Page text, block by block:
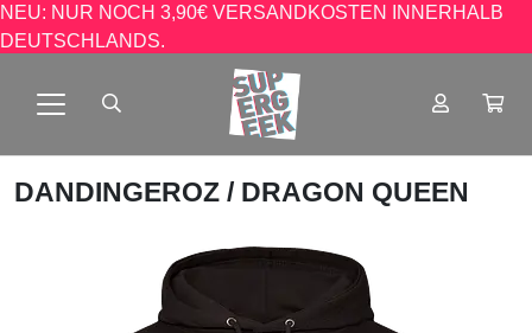
NEU: NUR NOCH 3,90€ VERSANDKOSTEN INNERHALB
DEUTSCHLANDS.
DANDINGEROZ / DRAGON QUEEN